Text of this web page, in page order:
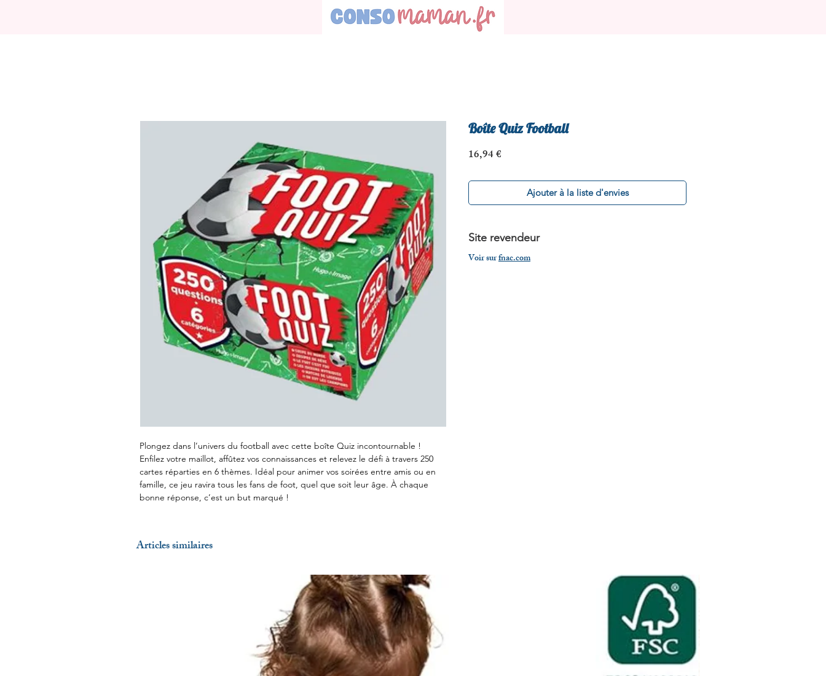
Plongez dans l’univers du football avec cette boîte Quiz incontournable !
Enfilez votre maillot, affûtez vos connaissances et relevez le défi à travers 250
cartes réparties en 6 thèmes. Idéal pour animer vos soirées entre amis ou en
famille, ce jeu ravira tous les fans de foot, quel que soit leur âge. À chaque
bonne réponse, c’est un but marqué !
Boîte Quiz Football
16,94 €
Ajouter à la liste d'envies
Site revendeur
Voir surfnac.com
Articles similaires